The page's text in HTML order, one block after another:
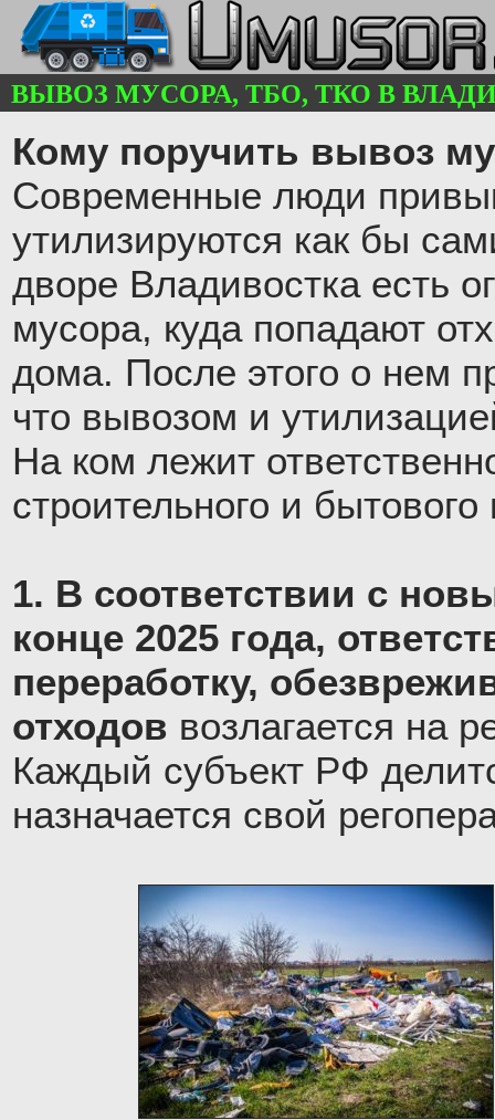
ВЫВОЗ МУСОРА, ТБО, ТКО В
Кому поручить вывоз
Современные люди
утилизируются как бы
дворе Владивостка есть
мусора, куда попадают
дома. После этого о нем
что вывозом и
На ком лежит
строительного и
1. В соответствии с
конце 2025 года,
переработку,
отходов возлагается на
Каждый субъект РФ
назначается свой